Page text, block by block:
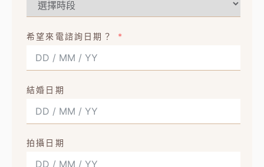
希望來電諮詢日期？
結婚日期
拍攝日期